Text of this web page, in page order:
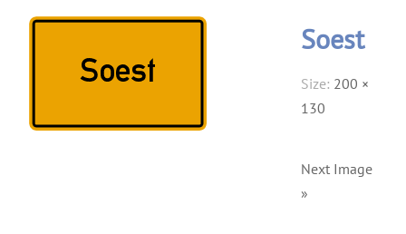
Soest
Size: 200 ×
130
Next Image
»